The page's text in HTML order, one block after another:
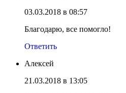
03.03.2018 в 08:57
Благодарю, все помогло!
Ответить
Алексей
21.03.2018 в 13:05